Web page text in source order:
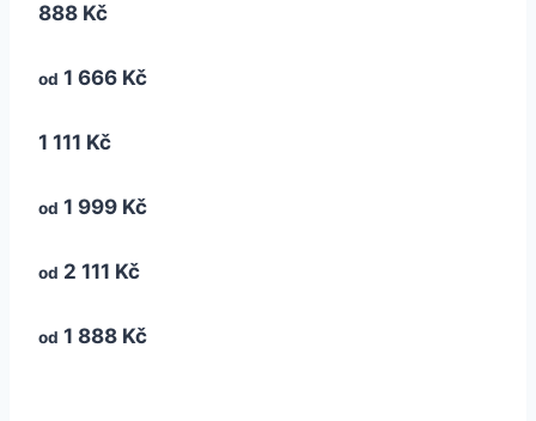
888 Kč
od 1 666 Kč
1 111 Kč
od 1 999 Kč
od 2 111 Kč
od 1 888 Kč